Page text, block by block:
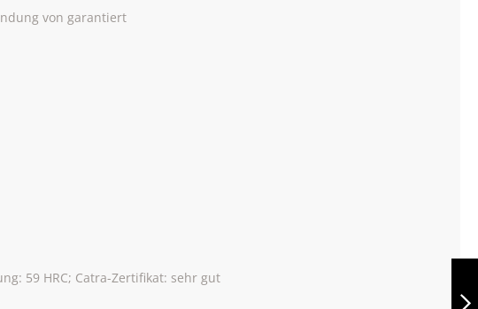
von garantiert
59 HRC; Catra-Zertifikat: sehr gut